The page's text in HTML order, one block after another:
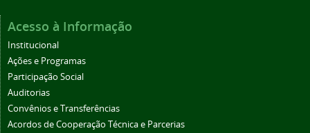
Acesso à Informação
Institucional
Ações e Programas
Participação Social
Auditorias
Convênios e Transferências
Acordos de Cooperação Técnica e Parcerias